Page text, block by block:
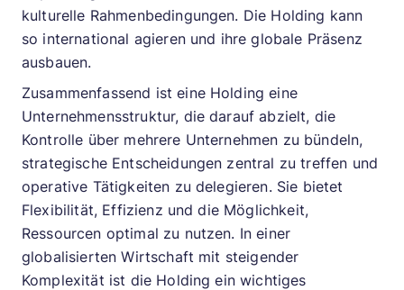
kulturelle Rahmenbedingungen. Die Holding kann
so international agieren und ihre globale Präsenz
ausbauen.
Zusammenfassend ist eine Holding eine
Unternehmensstruktur, die darauf abzielt, die
Kontrolle über mehrere Unternehmen zu bündeln,
strategische Entscheidungen zentral zu treffen und
operative Tätigkeiten zu delegieren. Sie bietet
Flexibilität, Effizienz und die Möglichkeit,
Ressourcen optimal zu nutzen. In einer
globalisierten Wirtschaft mit steigender
Komplexität ist die Holding ein wichtiges